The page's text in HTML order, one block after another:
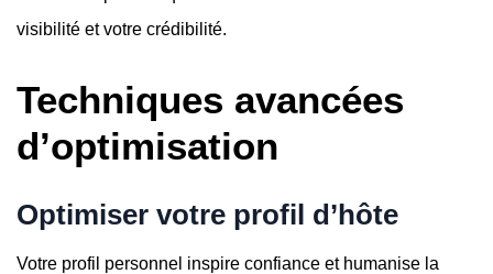
visibilité et votre crédibilité.
Techniques avancées
d’optimisation
Optimiser votre profil d’hôte
Votre profil personnel inspire confiance et humanise la